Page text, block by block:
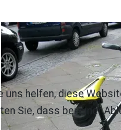
helfen, diese
Sie, dass bei einer